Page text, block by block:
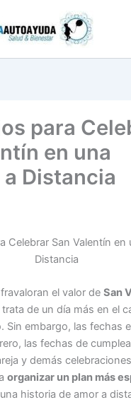
para
en una
Distancia
el valor deSan
de un día más en el
Sin embargo, las fechas
las fechas de
y demás
organizar un plan más
historia de amor a